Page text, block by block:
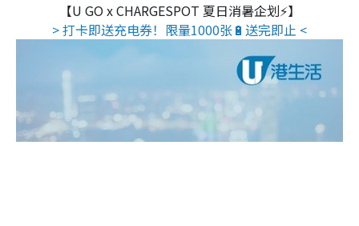
【U GO x CHARGESPOT 夏日消暑企划⚡】
> 打卡即送充电券！限量1000张🔋送完即止 <